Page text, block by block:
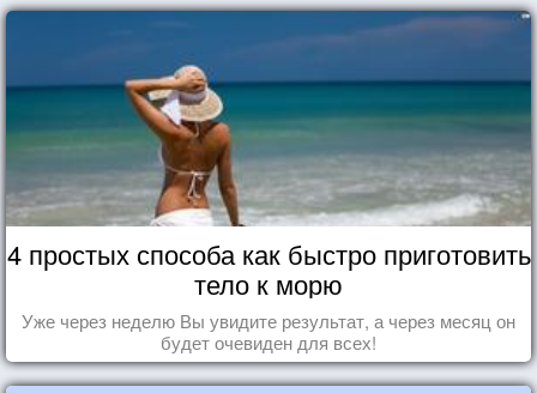
4 простых способа как быстро приготовить
тело к морю
Уже через неделю Вы увидите результат, а через месяц он
будет очевиден для всех!